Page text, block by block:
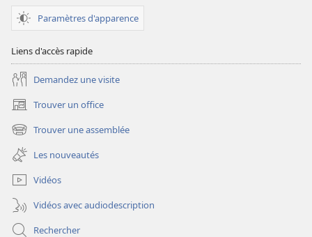
des
des
Paramètres d'apparence
Liens d'accès rapide
Demandez une visite
Trouver un office
(ouvre
une
nouvelle
fenêtre)
Trouver une assemblée
(ouvre
une
nouvelle
fenêtre)
Les nouveautés
Vidéos
Vidéos avec audiodescription
Rechercher